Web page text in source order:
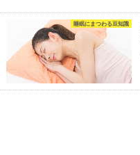
睡眠にまつわる豆知識